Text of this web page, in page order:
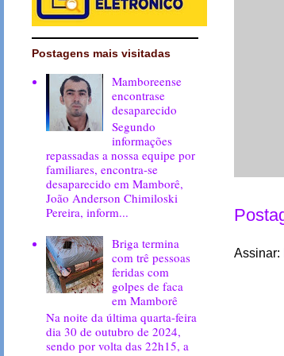
Assinar:
Postagens mais visitadas
Mamboreense
encontrase
desaparecido
Segundo
informações
repassadas a nossa equipe por
familiares, encontra-se
desaparecido em Mamborê,
João Anderson Chimiloski
Pereira, inform...
Briga termina
com trê pessoas
feridas com
golpes de faca
em Mamborê
Na noite da última quarta-feira
dia 30 de outubro de 2024,
sendo por volta das 22h15, a